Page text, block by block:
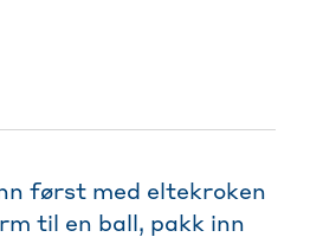
først med eltekroken
til en ball, pakk inn